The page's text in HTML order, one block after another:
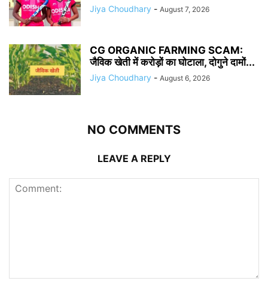
Jiya Choudhary - August 7, 2026
CG ORGANIC FARMING SCAM:
जैविक खेती में करोड़ों का घोटाला, दोगुने दामों...
Jiya Choudhary - August 6, 2026
NO COMMENTS
LEAVE A REPLY